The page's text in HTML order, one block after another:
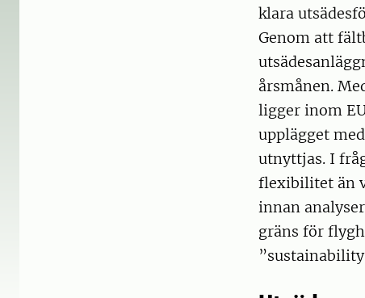
klara
Genom att
årsmånen.
ligger inom
upplägget
utnyttjas. I
flexibilitet än
innan
gräns för